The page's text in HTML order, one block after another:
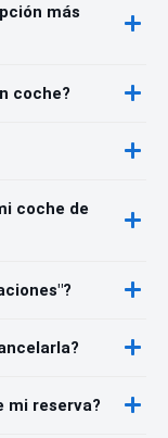
más
coche?
coche de
mi reserva?